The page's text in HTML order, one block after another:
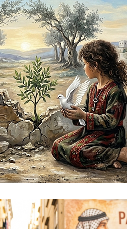
Comunicati Stampa
Solidarietà
Eventi Teatro
Conflitti e Pace